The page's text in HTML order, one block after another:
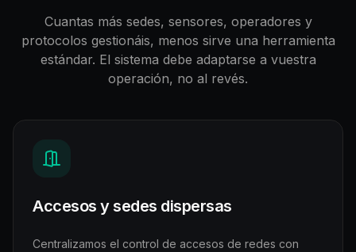
Cuantas más sedes, sensores, operadores y
protocolos gestionáis, menos sirve una herramienta
estándar. El sistema debe adaptarse a vuestra
operación, no al revés.
Accesos y sedes dispersas
Centralizamos el control de accesos de redes con